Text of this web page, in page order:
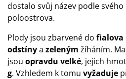
dostalo svůj název podle
poloostrova.
Plody jsou zbarvené do fialova
odstínya zeleným žíháním.
jsou opravdu velké, jejich
g. Vzhledem k tomu vyžaduje